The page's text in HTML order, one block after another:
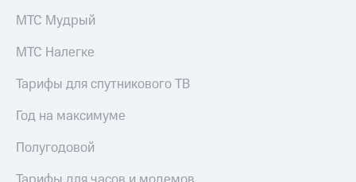
МТС Мудрый
МТС Налегке
Тарифы для спутникового ТВ
Год на максимуме
Полугодовой